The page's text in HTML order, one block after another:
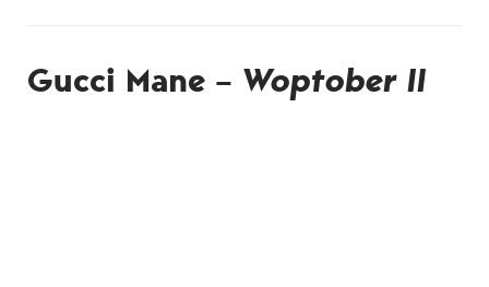
Gucci Mane – Woptober II